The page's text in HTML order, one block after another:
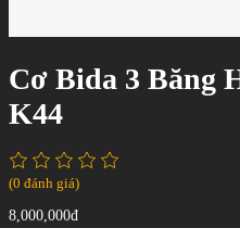
Cơ Bida 3 Băng
K44
(0 đánh giá)
8,000,000đ